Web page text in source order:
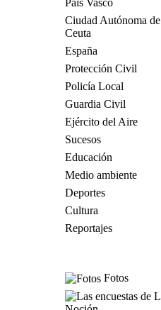
País Vasco
Ciudad Autónoma de
Ceuta
España
Protección Civil
Policía Local
Guardia Civil
Ejército del Aire
Sucesos
Educación
Medio ambiente
Deportes
Cultura
Reportajes
Fotos